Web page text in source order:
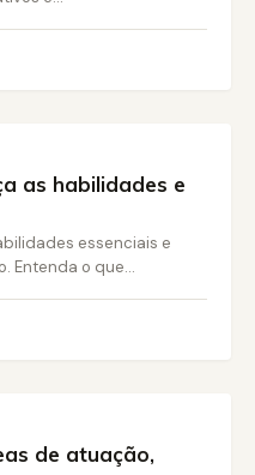
as habilidades e
essenciais e
Entenda o que...
de atuação,